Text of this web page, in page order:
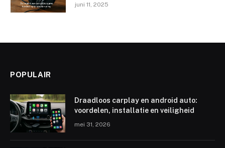
juni 11, 2025
POPULAIR
Draadloos carplay en android auto:
voordelen, installatie en veiligheid
mei 31, 2026